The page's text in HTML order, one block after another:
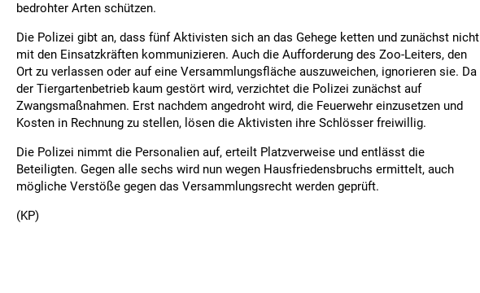
bedrohter Arten schützen.
Die Polizei gibt an, dass fünf Aktivisten sich an das Gehege ketten und zunächst nicht
mit den Einsatzkräften kommunizieren. Auch die Aufforderung des Zoo-Leiters, den
Ort zu verlassen oder auf eine Versammlungsfläche auszuweichen, ignorieren sie. Da
der Tiergartenbetrieb kaum gestört wird, verzichtet die Polizei zunächst auf
Zwangsmaßnahmen. Erst nachdem angedroht wird, die Feuerwehr einzusetzen und
Kosten in Rechnung zu stellen, lösen die Aktivisten ihre Schlösser freiwillig.
Die Polizei nimmt die Personalien auf, erteilt Platzverweise und entlässt die
Beteiligten. Gegen alle sechs wird nun wegen Hausfriedensbruchs ermittelt, auch
mögliche Verstöße gegen das Versammlungsrecht werden geprüft.
(KP)